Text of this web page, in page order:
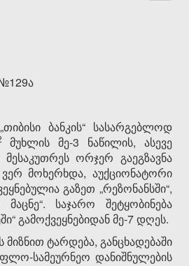
ბანკის“ სასარგებლოდ
მუხლის მე-3 ნაწილის, ასევე
ორჯერ გაეგზავნა
ვერ მოხერხდა, აუქციონატორი
გაზეთ „რეზონანსში“,
საჯარო შეტყობინება
გამოქვეყნებიდან მე-7 დღეს.
ტარდება, განცხადებაში
სამეურნეო დანიშნულების